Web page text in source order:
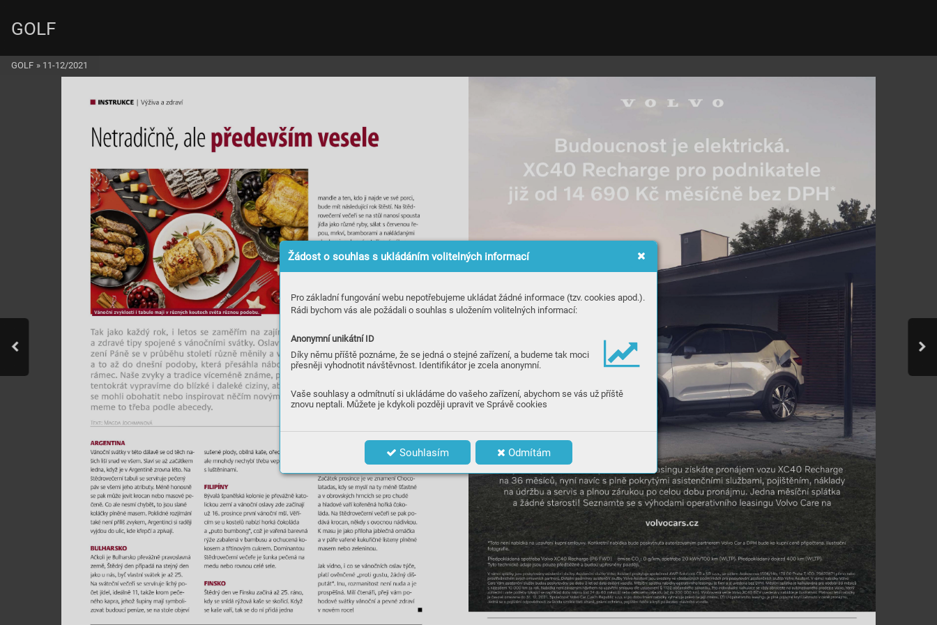
Žádost o souhlas s ukládáním volitelných informací
Pro základní fungování webu nepotřebujeme ukládat žádné informace (tzv. cookies apod.).
Rádi bychom vás ale požádali o souhlas s uložením volitelných informací:
Anonymní unikátní ID
Díky němu příště poznáme, že se jedná o stejné zařízení, a budeme tak moci
přesněji vyhodnotit návštěvnost. Identifikátor je zcela anonymní.
Vaše souhlasy a odmítnutí si ukládáme do vašeho zařízení, abychom se vás už příště
znovu neptali. Můžete je kdykoli později upravit ve Správě cookies
Souhlasím Odmítám
GOLF
GOLF » 11-12/2021